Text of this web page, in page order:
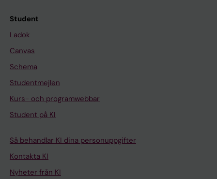
Student
Ladok
Canvas
Schema
Studentmejlen
Kurs- och programwebbar
Student på KI
Så behandlar KI dina personuppgifter
Kontakta KI
Nyheter från KI